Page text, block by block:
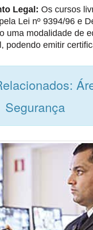
Legal: Os cursos
Lei nº 9394/96 e
uma modalidade de
podendo emitir
Segurança